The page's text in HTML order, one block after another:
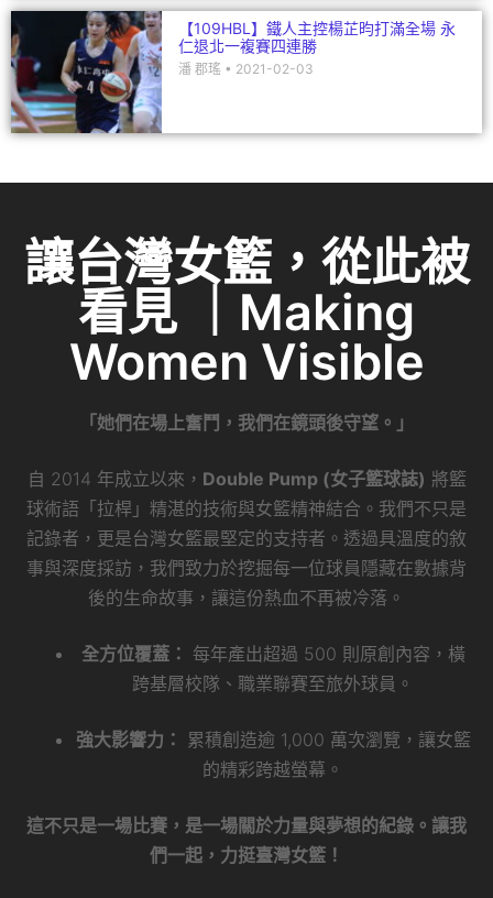
【109HBL】鐵人主控楊芷昀打滿全場 永
仁退北一複賽四連勝
潘 郡瑤 2021-02-03
讓台灣女籃，從此被
看見 ｜Making
Women Visible
「她們在場上奮鬥，我們在鏡頭後守望。」
自 2014 年成立以來， Double Pump (女子籃球誌) 將籃
球術語「拉桿」精湛的技術與女籃精神結合。我們不只是
記錄者，更是台灣女籃最堅定的支持者。透過具溫度的敘
事與深度採訪，我們致力於挖掘每一位球員隱藏在數據背
後的生命故事，讓這份熱血不再被冷落。
全方位覆蓋： 每年產出超過 500 則原創內容，橫
跨基層校隊、職業聯賽至旅外球員。
強大影響力：
累積創造逾 1,000 萬次瀏覽，讓女籃
的精彩跨越螢幕。
這不只是一場比賽，是一場關於力量與夢想的紀錄。讓我
們一起，力挺臺灣女籃！